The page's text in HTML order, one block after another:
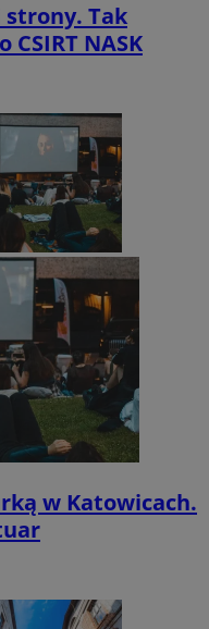
strony. Tak
CSIRT NASK
w Katowicach.